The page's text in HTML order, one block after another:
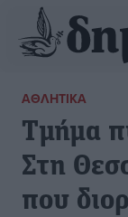
ΑΘΛΗΤΙΚΆ
Τμήμα
Στη
που